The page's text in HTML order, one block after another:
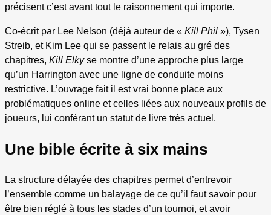
précisent c’est avant tout le raisonnement qui importe.
Co-écrit par Lee Nelson (déjà auteur de « Kill Phil »), Tysen
Streib, et Kim Lee qui se passent le relais au gré des
chapitres, Kill Elkyse montre d’une approche plus large
qu’un Harrington avec une ligne de conduite moins
restrictive. L’ouvrage fait il est vrai bonne place aux
problématiques online et celles liées aux nouveaux profils de
joueurs, lui conférant un statut de livre très actuel.
Une bible écrite à six mains
La structure délayée des chapitres permet d’entrevoir
l’ensemble comme un balayage de ce qu’il faut savoir pour
être bien réglé à tous les stades d’un tournoi, et avoir